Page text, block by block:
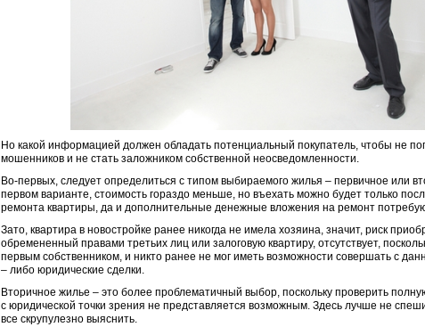
Но какой информацией должен обладать потенциальный покупатель, чтобы не
мошенников и не стать заложником собственной неосведомленности.
Во-первых, следует определиться с типом выбираемого жилья – первичное или
первом варианте, стоимость гораздо меньше, но въехать можно будет только
ремонта квартиры, да и дополнительные денежные вложения на ремонт
Зато, квартира в новостройке ранее никогда не имела хозяина, значит, риск
обремененный правами третьих лиц или залоговую квартиру, отсутствует,
первым собственником, и никто ранее не мог иметь возможности совершать с
– либо юридические сделки.
Вторичное жилье – это более проблематичный выбор, поскольку проверить
с юридической точки зрения не представляется возможным. Здесь лучше не
все скрупулезно выяснить.